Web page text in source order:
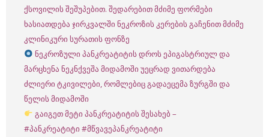
ქსოვილის შეშუპებით. შედარებით მძიმე ფორმები
ხასიათდება ჯირკვალში ნეკროზის კერების გაჩენით მძიმე
კლინიკური სურათის ფონზე
ნეკროზული პანკრეატიტის დროს ეპიგასტრიულ და
მარცხენა ნეკნქვეშა მიდამოში უეცრად ვითარდება
ძლიერი ტკივილები, რომლებიც გადაეცემა ზურგში და
წელის მიდამოში
გაიგეთ მეტი პანკრეატიტის შესახებ –
#პანკრეატიტი #მწვავეპანკრეატიტი